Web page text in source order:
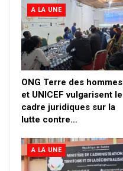
A LA UNE
ONG Terre des hommes
et UNICEF vulgarisent le
cadre juridiques sur la
lutte contre…
A LA UNE